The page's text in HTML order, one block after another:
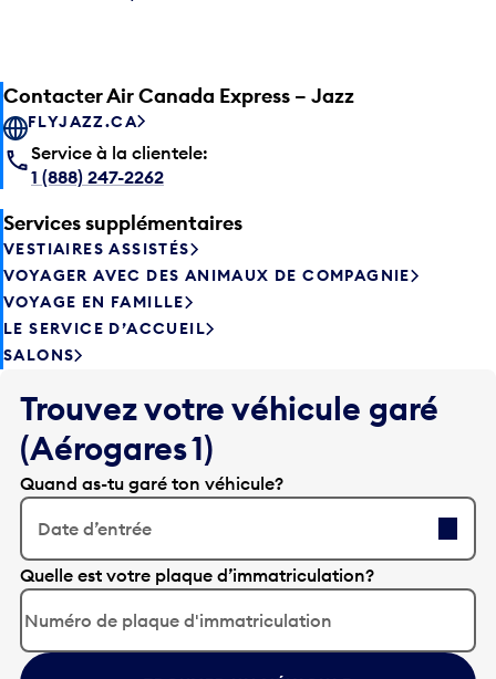
Contacter Air Canada Express – Jazz
FLYJAZZ.CA
Service à la clientele:
1 (888) 247-2262
Services supplémentaires
VESTIAIRES ASSISTÉS
VOYAGER AVEC DES ANIMAUX DE COMPAGNIE
VOYAGE EN FAMILLE
LE SERVICE D’ACCUEIL
SALONS
Trouvez votre véhicule garé
(Aérogares 1)
Quand as-tu garé ton véhicule?
Date d’entrée
A
p
p
u
y
Quelle est votre plaque d’immatriculation?